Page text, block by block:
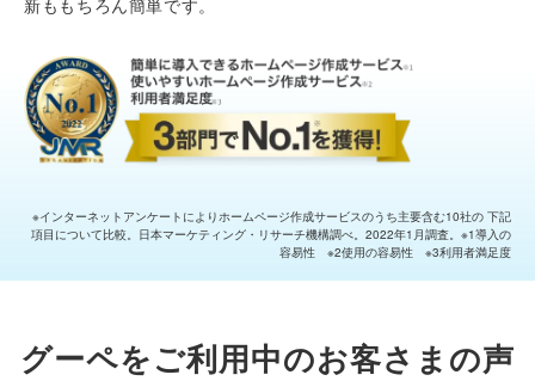
新ももちろん簡単です。
※インターネットアンケートによりホームページ作成サービスのうち主要含む10社の 下記
項目について比較。日本マーケティング・リサーチ機構調べ。2022年1月調査。※1導入の
容易性 ※2使用の容易性 ※3利用者満足度
グーペをご利用中のお客さまの声